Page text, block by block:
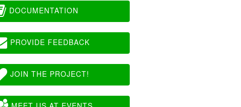
DOCUMENTATION
PROVIDE FEEDBACK
JOIN THE PROJECT!